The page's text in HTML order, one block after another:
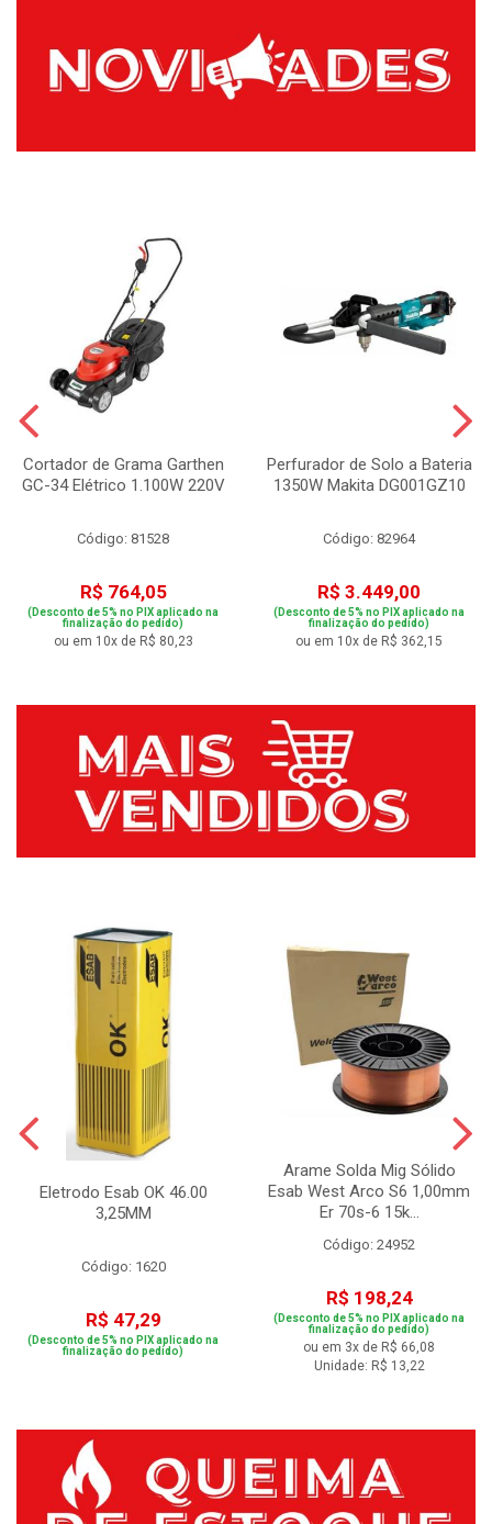
Cortador de Grama Garthen
GC-34 Elétrico 1.100W 220V
Código: 81528
R$ 764,05
(Desconto de 5% no PIX aplicado na
finalização do pedido)
ou em 10x de R$ 80,23
Perfurador de Solo a Bateria
1350W Makita DG001GZ10
Código: 82964
R$ 3.449,00
(Desconto de 5% no PIX aplicado na
finalização do pedido)
ou em 10x de R$ 362,15
Eletrodo Esab OK 46.00
3,25MM
Código: 1620
R$ 47,29
(Desconto de 5% no PIX aplicado na
finalização do pedido)
Arame Solda Mig Sólido
Esab West Arco S6 1,00mm
Er 70s-6 15k...
Código: 24952
R$ 198,24
(Desconto de 5% no PIX aplicado na
finalização do pedido)
ou em 3x de R$ 66,08
Unidade: R$ 13,22